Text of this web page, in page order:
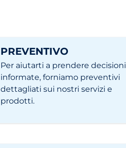
PREVENTIVO
Per aiutarti a prendere decisioni
informate, forniamo preventivi
dettagliati sui nostri servizi e
prodotti.